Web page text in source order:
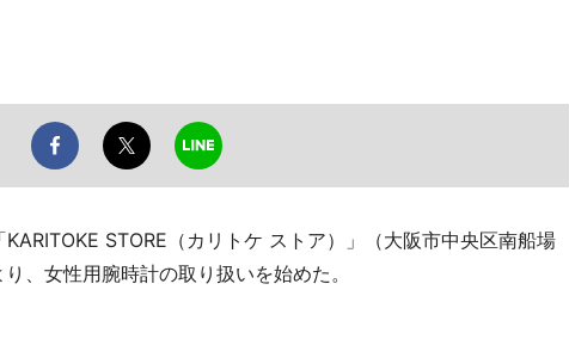
STORE（カリトケ ストア）」（大阪市中央区南船場
、女性用腕時計の取り扱いを始めた。